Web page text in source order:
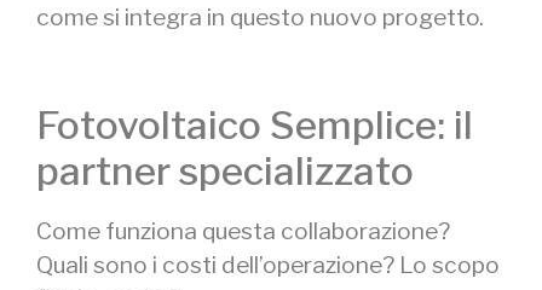
come si integra in questo nuovo progetto.
Fotovoltaico Semplice: il
partner specializzato
Come funziona questa collaborazione?
Quali sono i costi dell’operazione? Lo scopo